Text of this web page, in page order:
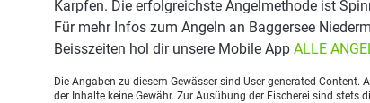
Karpfen. Die erfolgreichste Angelmethode ist
Für mehr Infos zum Angeln an Baggersee
Beisszeiten hol dir unsere Mobile App ALLE
Die Angaben zu diesem Gewässer sind User generated
der Inhalte keine Gewähr. Zur Ausübung der Fischerei sind